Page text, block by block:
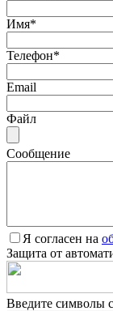
Имя*
Телефон*
Email
Файл
Сообщение
Я согласен на
Защита от
Введите символы